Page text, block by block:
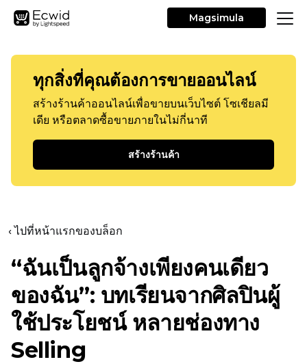
Magsimula
ทุกสิ่งที่คุณต้องการขายออนไลน์
สร้างร้านค้าออนไลน์เพื่อขายบนเว็บไซต์ โซเชียลมี
เดีย หรือตลาดซื้อขายภายในไม่กี่นาที
สร้างร้านค้า
‹ ไปที่หน้าแรกของบล็อก
“ฉันเป็นลูกจ้างเพียงคนเดียว
ของฉัน”: บทเรียนจากศิลปินผู้
ใช้ประโยชน์ หลายช่องทาง
Selling